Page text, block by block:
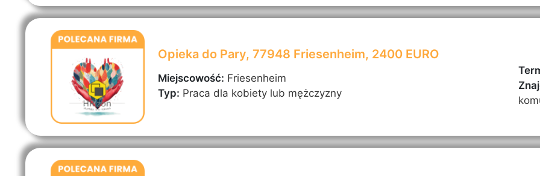
Opieka do Pary, 77948 Friesenheim, 2400 EURO
Miejscowość: Friesenheim
Typ: Praca dla kobiety lub mężczyzny